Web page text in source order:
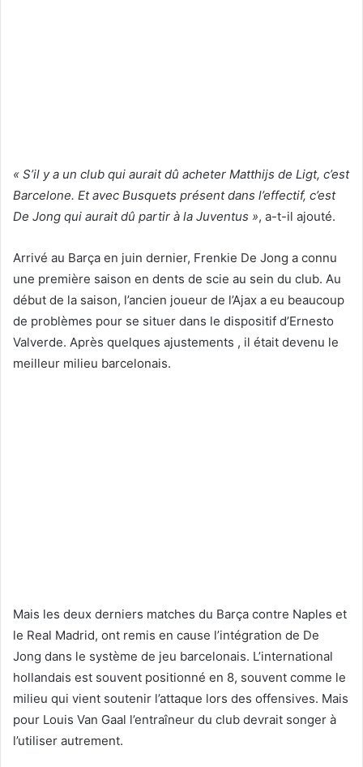
« S’il y a un club qui aurait dû acheter Matthijs de Ligt, c’est
Barcelone. Et avec Busquets présent dans l’effectif, c’est
De Jong qui aurait dû partir à la Juventus », a-t-il ajouté.
Arrivé au Barça en juin dernier, Frenkie De Jong a connu
une première saison en dents de scie au sein du club. Au
début de la saison, l’ancien joueur de l’Ajax a eu beaucoup
de problèmes pour se situer dans le dispositif d’Ernesto
Valverde. Après quelques ajustements , il était devenu le
meilleur milieu barcelonais.
Mais les deux derniers matches du Barça contre Naples et
le Real Madrid, ont remis en cause l’intégration de De
Jong dans le système de jeu barcelonais. L’international
hollandais est souvent positionné en 8, souvent comme le
milieu qui vient soutenir l’attaque lors des offensives. Mais
pour Louis Van Gaal l’entraîneur du club devrait songer à
l’utiliser autrement.